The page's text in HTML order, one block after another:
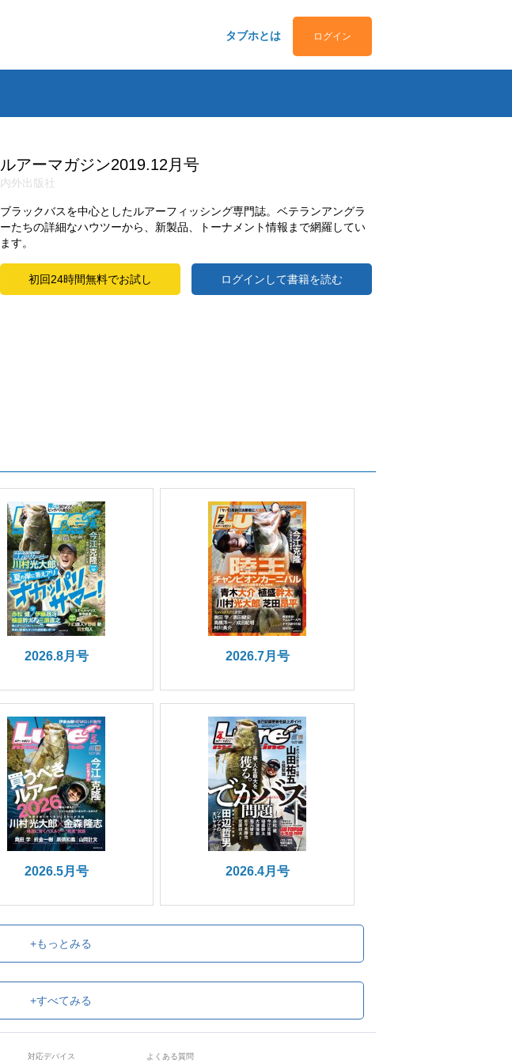
タブホとは ログイン
ルアーマガジン2019.12月号
内外出版社
ブラックバスを中心としたルアーフィッシング専門誌。ベテランアングラ
ーたちの詳細なハウツーから、新製品、トーナメント情報まで網羅してい
ます。
初回24時間無料でお試し ログインして書籍を読む
2026.8月号 2026.7月号
2026.5月号 2026.4月号
+もっとみる
+すべてみる
対応デバイス よくある質問